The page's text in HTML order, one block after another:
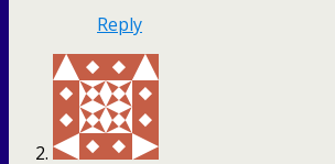
Reply